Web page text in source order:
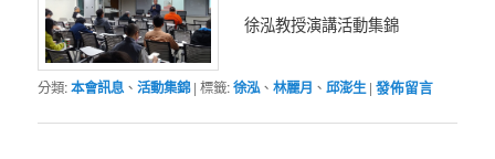
徐泓教授演講活動集錦
分類:本會訊息 、活動集錦 |標籤:徐泓、林麗月 、邱澎生 |發佈留言